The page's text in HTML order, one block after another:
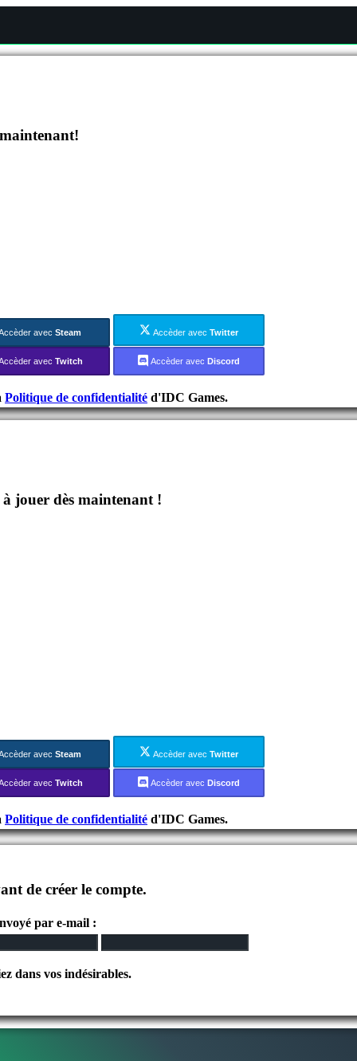
avec Steam Accèder avecTwitter
avec Twitch Accèder avec Discord
Politique de confidentialité d'IDC Games.
jouer dès maintenant !
avec Steam Accèder avecTwitter
avec Twitch Accèder avec Discord
Politique de confidentialité d'IDC Games.
de créer le compte.
par e-mail :
dans vos indésirables.